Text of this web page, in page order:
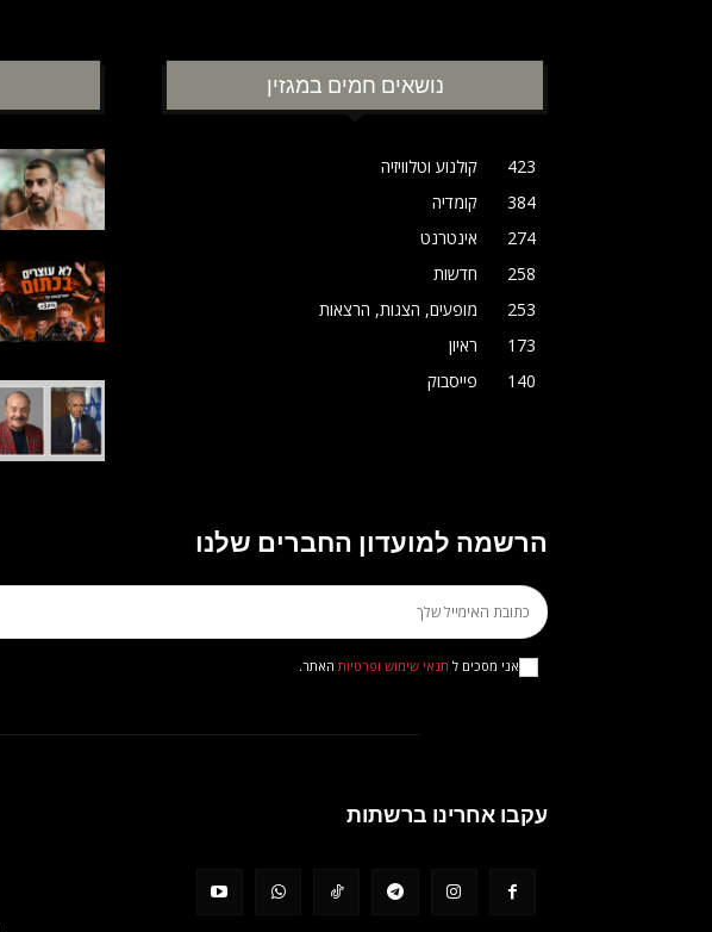
נושאים חמים במגזין
קולנוע וטלוויזיה
423
קומדיה
384
אינטרנט
274
חדשות
258
מופעים, הצגות, הרצאות
253
ראיון
173
פייסבוק
140
הרשמה למועדון החברים שלנו
אני מסכים ל תנאי שימוש ופרטיותהאתר.
עקבו אחרינו ברשתות